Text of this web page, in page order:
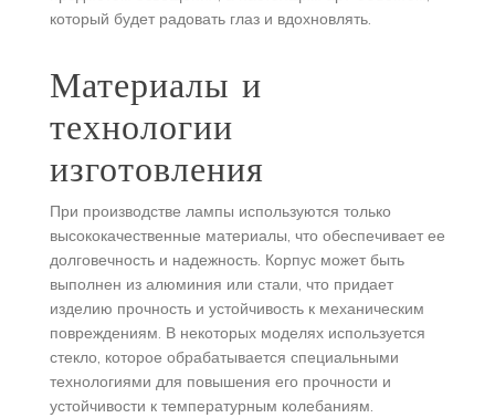
который будет радовать глаз и вдохновлять.
Материалы и
технологии
изготовления
При производстве лампы используются только
высококачественные материалы, что обеспечивает ее
долговечность и надежность. Корпус может быть
выполнен из алюминия или стали, что придает
изделию прочность и устойчивость к механическим
повреждениям. В некоторых моделях используется
стекло, которое обрабатывается специальными
технологиями для повышения его прочности и
устойчивости к температурным колебаниям.